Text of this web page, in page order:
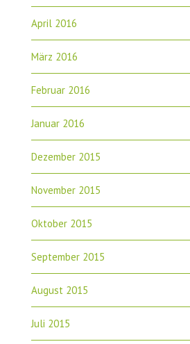
April 2016
März 2016
Februar 2016
Januar 2016
Dezember 2015
November 2015
Oktober 2015
September 2015
August 2015
Juli 2015